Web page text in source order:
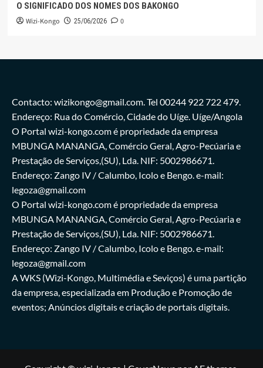
O SIGNIFICADO DOS NOMES DOS BAKONGO
Wizi-Kongo 25/06/2026 0
Contacto: wizikongo@gmail.com. Tel 00244 922 722 479.
Endereço: Rua do Comércio, Cidade do Uíge. Uíge/Angola
O Portal wizi-kongo.com é propriedade da empresa
MBUNGA MANANGA, Comércio Geral, Agro-Pecúaria e
Prestação de Serviços,(SU), Lda. NIF: 5002986671.
Endereço: Zango IV / Calumbo, Icolo e Bengo. e-mail:
legoza@gmail.com
O Portal wizi-kongo.com é propriedade da empresa
MBUNGA MANANGA, Comércio Geral, Agro-Pecúaria e
Prestação de Serviços,(SU), Lda. NIF: 5002986671.
Endereço: Zango IV / Calumbo, Icolo e Bengo. e-mail:
legoza@gmail.com
A WKS (Wizi-Kongo, Multimédia e Seviços) é uma partição
da empresa, especializada em Produção e Promoção de
eventos; Anúncios digitais e criação de portais digitais.